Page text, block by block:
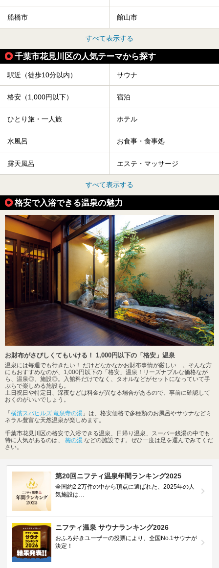
船橋市 館山市
すべて表示する
千葉市花見川区の人気テーマから探す
駅近（徒歩10分以内） サウナ
格安（1,000円以下） 宿泊
ひとり旅・一人旅 ホテル
水風呂 お食事・食事処
露天風呂 エステ・マッサージ
すべて表示する
格安で入浴できる温泉の魅力
お財布がさびしくてもいける！ 1,000円以下の「格安」温泉
温泉には毎週でも行きたい！ だけどなかなかお財布事情が厳しい…。そんな方
にもおすすめなのが、1,000円以下の「格安」温泉！リーズナブルな価格なが
ら、温泉◎、施設◎。入館料だけでなく、タオルなどがセットになっていて手
ぶらで楽しめる施設も。
土日祝日や特定日、深夜などは料金が異なる場合があるので、事前に確認して
おくのがいいでしょう。
「 横濱スパヒルズ 竜泉寺の湯 」は、格安価格で多種類のお風呂やサウナなどミ
ネラル豊富な天然温泉が楽しめます。
千葉市花見川区の格安で入浴できる温泉、日帰り温泉、スーパー銭湯の中でも
特に人気があるのは、 梅の湯 などの施設です。ぜひ一度は足を運んでみてくだ
さい。
第20回ニフティ温泉年間ランキング2025
全国約2.2万件の中から頂点に選ばれた、2025年の人
気施設は…
ニフティ温泉 サウナランキング2026
おふろ好きユーザーの投票により、全国No.1サウナが
決定！